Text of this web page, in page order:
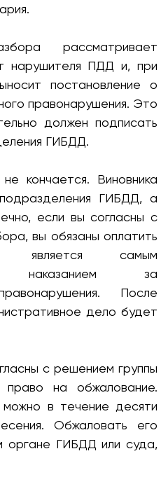
рассматривает
нарушителя ПДД и, при
постановление о
правонарушения. Это
должен подписать
ГИБДД.
кончается. Виновника
ГИБДД, а
если вы согласны с
вы обязаны оплатить
является самым
наказанием за
После
дело будет
с решением группы
на обжалование.
в течение десяти
Обжаловать его
ГИБДД или суда,